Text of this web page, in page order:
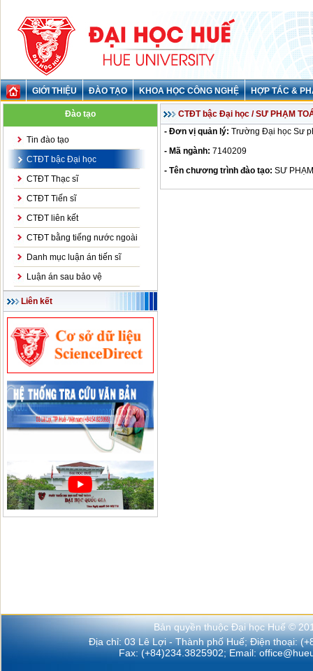
GIỚI THIỆU ĐÀO TẠO KHOA HỌC CÔNG NGHỆ HỢP TÁC &
Đào tạo
Tin đào tạo
CTĐT bậc Đại học
CTĐT Thạc sĩ
CTĐT Tiến sĩ
CTĐT liên kết
CTĐT bằng tiếng nước ngoài
Danh mục luận án tiến sĩ
Luận án sau bảo vệ
Liên kết
CTĐT bậc Đại học / SƯ PHẠM
- Đơn vị quản lý: Trường Đại học Sư
- Mã ngành: 7140209
- Tên chương trình đào tạo: SƯ
Bản quyền thuộc Đại học Huế ©
Địa chỉ: 03 Lê Lợi - Thành phố Huế; Điện thoại:
Fax: (+84)234.3825902; Email: